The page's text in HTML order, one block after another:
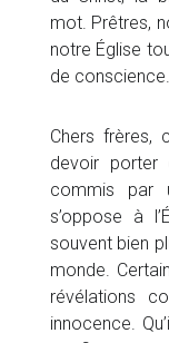
mot. Prêtres,
notre Église
de conscience.
Chers frères,
devoir porter
commis par
s’oppose à
souvent bien
monde.
révélations
innocence.